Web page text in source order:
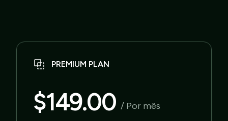
PREMIUM PLAN
$149.00 / Por mês